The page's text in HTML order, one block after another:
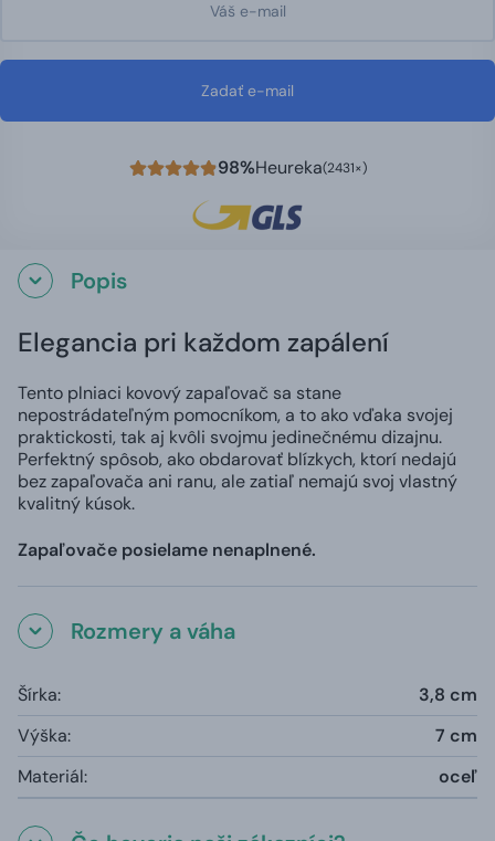
Zadať e-mail
98%Heureka(2431×)
Popis
Elegancia pri každom zapálení
Tento plniaci kovový zapaľovač sa stane
nepostrádateľným pomocníkom, a to ako vďaka svojej
praktickosti, tak aj kvôli svojmu jedinečnému dizajnu.
Perfektný spôsob, ako obdarovať blízkych, ktorí nedajú
bez zapaľovača ani ranu, ale zatiaľ nemajú svoj vlastný
kvalitný kúsok.
Zapaľovače posielame nenaplnené.
Rozmery a váha
Šírka:
3,8 cm
Výška:
7 cm
Materiál:
oceľ